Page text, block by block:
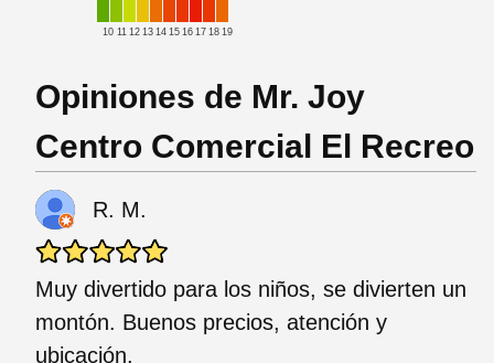
10 11 12 13 14 15 16 17 18 19
Opiniones de Mr. Joy
Centro Comercial El Recreo
R. M.
Muy divertido para los niños, se divierten un
montón. Buenos precios, atención y
ubicación.